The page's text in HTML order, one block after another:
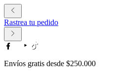
Rastrea tu pedido
Envíos gratis desde $250.000